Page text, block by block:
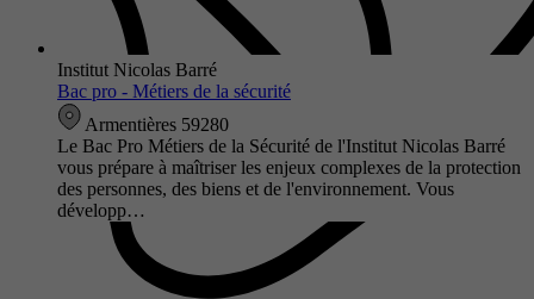
Institut Nicolas Barré
Bac pro - Métiers de la sécurité
Armentières 59280
Le Bac Pro Métiers de la Sécurité de l'Institut Nicolas Barré
vous prépare à maîtriser les enjeux complexes de la protection
des personnes, des biens et de l'environnement. Vous
développ…